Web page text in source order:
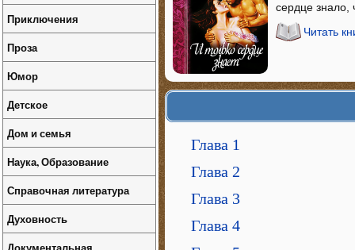
сердце знало,
Читать
Глава 1
Глава 2
Глава 3
Глава 4
Приключения
Проза
Юмор
Детское
Дом и семья
Наука, Образование
Справочная литература
Духовность